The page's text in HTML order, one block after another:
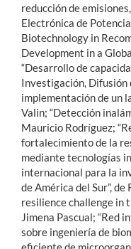
reducción de
Electrónica de
Biotechnology in
Development in a
“Desarrollo de
Investigación, Difusión
implementación de un
Valin; “Detección
Mauricio Rodríguez;
fortalecimiento de la
mediante tecnologías
internacional para la
de América del Sur”,
resilience challenge in
Jimena Pascual; “Red
sobre ingeniería de